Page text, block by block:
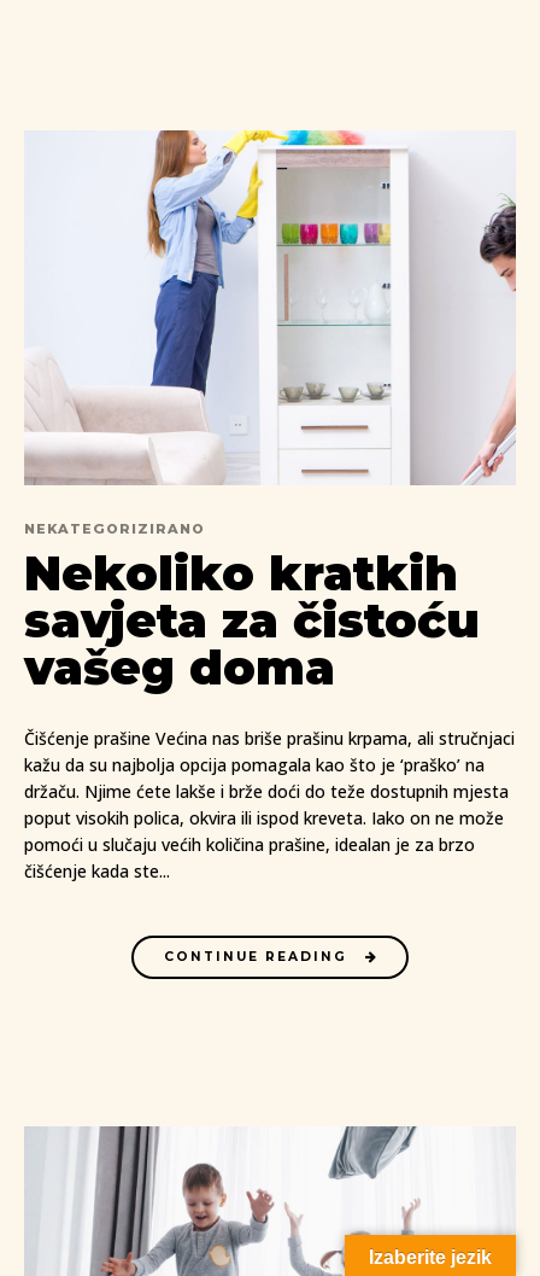
NEKATEGORIZIRANO
Nekoliko kratkih
savjeta za čistoću
vašeg doma
Čišćenje prašine Većina nas briše prašinu krpama, ali stručnjaci
kažu da su najbolja opcija pomagala kao što je ‘praško’ na
držaču. Njime ćete lakše i brže doći do teže dostupnih mjesta
poput visokih polica, okvira ili ispod kreveta. Iako on ne može
pomoći u slučaju većih količina prašine, idealan je za brzo
čišćenje kada ste...
CONTINUE READING
Izaberite jezik